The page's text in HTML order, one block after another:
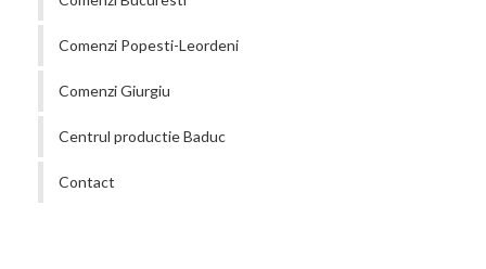
Comenzi Popesti-Leordeni
Comenzi Giurgiu
Centrul productie Baduc
Contact